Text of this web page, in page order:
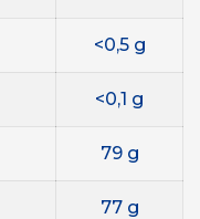
<0,5 g
<0,1 g
79 g
77 g